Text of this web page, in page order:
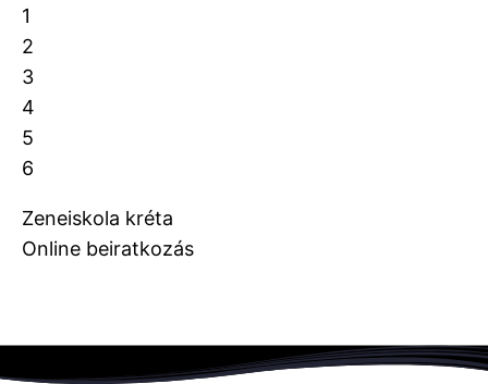
1
2
3
4
5
6
Zeneiskola kréta
Online beiratkozás